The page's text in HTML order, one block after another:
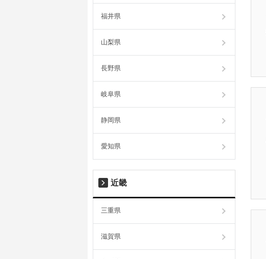
福井県
山梨県
長野県
岐阜県
静岡県
愛知県
近畿
三重県
滋賀県